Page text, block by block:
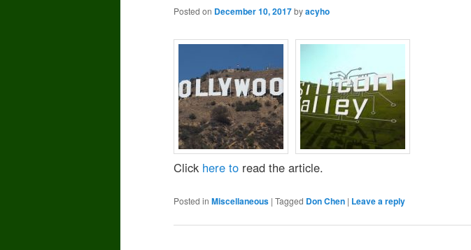
Posted on December 10, 2017byacyho
Click here to read the article.
Posted in Miscellaneous | Tagged Don Chen | Leave a reply